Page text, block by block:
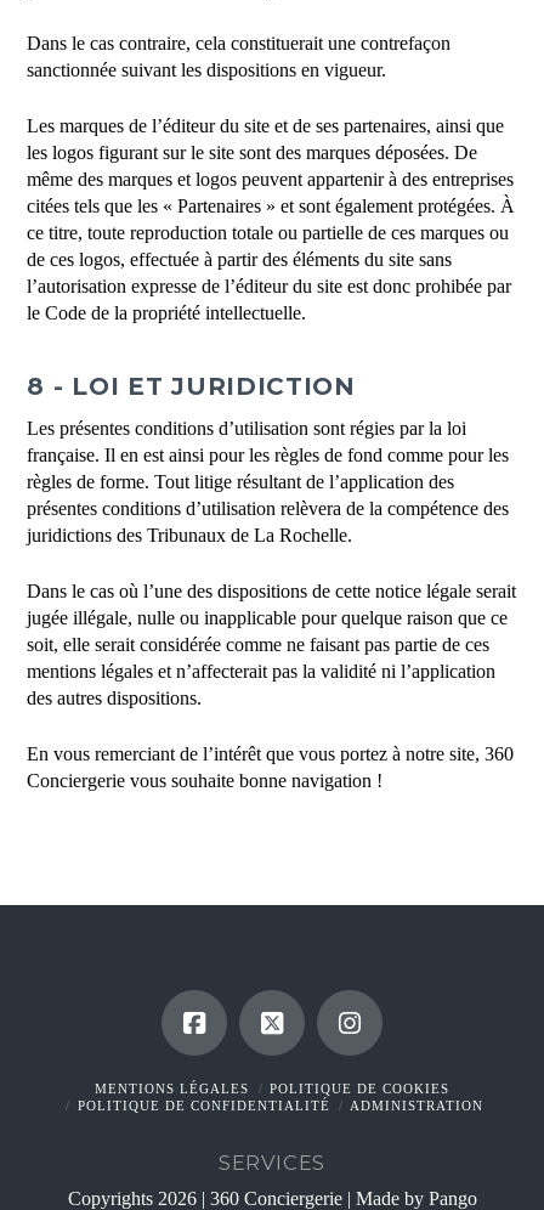
Dans le cas contraire, cela constituerait une contrefaçon
sanctionnée suivant les dispositions en vigueur.
Les marques de l’éditeur du site et de ses partenaires, ainsi que
les logos figurant sur le site sont des marques déposées. De
même des marques et logos peuvent appartenir à des entreprises
citées tels que les « Partenaires » et sont également protégées. À
ce titre, toute reproduction totale ou partielle de ces marques ou
de ces logos, effectuée à partir des éléments du site sans
l’autorisation expresse de l’éditeur du site est donc prohibée par
le Code de la propriété intellectuelle.
8 - LOI ET JURIDICTION
Les présentes conditions d’utilisation sont régies par la loi
française. Il en est ainsi pour les règles de fond comme pour les
règles de forme. Tout litige résultant de l’application des
présentes conditions d’utilisation relèvera de la compétence des
juridictions des Tribunaux de La Rochelle.
Dans le cas où l’une des dispositions de cette notice légale serait
jugée illégale, nulle ou inapplicable pour quelque raison que ce
soit, elle serait considérée comme ne faisant pas partie de ces
mentions légales et n’affecterait pas la validité ni l’application
des autres dispositions.
En vous remerciant de l’intérêt que vous portez à notre site, 360
Conciergerie vous souhaite bonne navigation !
MENTIONS LÉGALES
POLITIQUE DE COOKIES
POLITIQUE DE CONFIDENTIALITÉ
ADMINISTRATION
SERVICES
Copyrights 2026 | 360 Conciergerie | Made by Pango